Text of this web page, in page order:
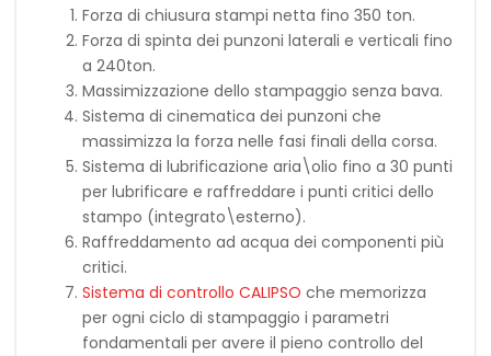
Forza di chiusura stampi netta fino 350 ton.
Forza di spinta dei punzoni laterali e verticali fino
a 240ton.
Massimizzazione dello stampaggio senza bava.
Sistema di cinematica dei punzoni che
massimizza la forza nelle fasi finali della corsa.
Sistema di lubrificazione aria\olio fino a 30 punti
per lubrificare e raffreddare i punti critici dello
stampo (integrato\esterno).
Raffreddamento ad acqua dei componenti più
critici.
Sistema di controllo CALIPSO che memorizza
per ogni ciclo di stampaggio i parametri
fondamentali per avere il pieno controllo del